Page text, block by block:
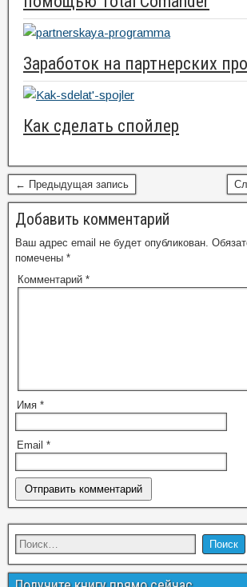
Заработок на партнерских
Как сделать спойлер
← Предыдущая запись
Добавить комментарий
Ваш адрес email не будет опубликован.
помечены *
Комментарий *
Имя *
Email *